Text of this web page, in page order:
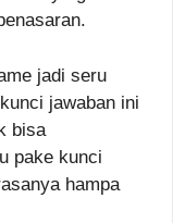
jadi seru
jawaban ini
bisa
pake kunci
hampa